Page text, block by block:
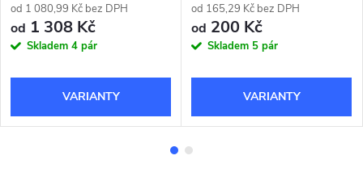
od 1 080,99 Kč bez DPH
od 1 308 Kč
Skladem 4 pár
od 165,29 Kč bez DPH
od 200 Kč
Skladem 5 pár